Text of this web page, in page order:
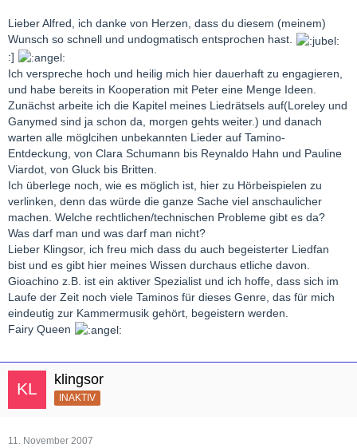
Lieber Alfred, ich danke von Herzen, dass du diesem (meinem)
Wunsch so schnell und undogmatisch entsprochen hast.
:]
Ich verspreche hoch und heilig mich hier dauerhaft zu engagieren,
und habe bereits in Kooperation mit Peter eine Menge Ideen.
Zunächst arbeite ich die Kapitel meines Liedrätsels auf(Loreley und
Ganymed sind ja schon da, morgen gehts weiter.) und danach
warten alle möglcihen unbekannten Lieder auf Tamino-
Entdeckung, von Clara Schumann bis Reynaldo Hahn und Pauline
Viardot, von Gluck bis Britten.
Ich überlege noch, wie es möglich ist, hier zu Hörbeispielen zu
verlinken, denn das würde die ganze Sache viel anschaulicher
machen. Welche rechtlichen/technischen Probleme gibt es da?
Was darf man und was darf man nicht?
Lieber Klingsor, ich freu mich dass du auch begeisterter Liedfan
bist und es gibt hier meines Wissen durchaus etliche davon.
Gioachino z.B. ist ein aktiver Spezialist und ich hoffe, dass sich im
Laufe der Zeit noch viele Taminos für dieses Genre, das für mich
eindeutig zur Kammermusik gehört, begeistern werden.
Fairy Queen
klingsor
INAKTIV
11. November 2007